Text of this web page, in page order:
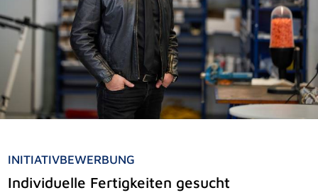
INITIATIVBEWERBUNG
Individuelle Fertigkeiten gesucht